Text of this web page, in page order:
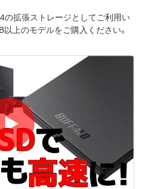
の拡張ストレージとしてご利用い
上のモデルをご購入ください。